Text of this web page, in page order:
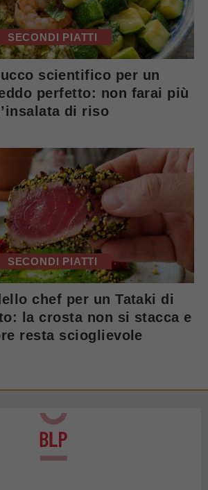
SECONDI PIATTI
scientifico per un
perfetto: non farai più
l’insalata di riso
SECONDI PIATTI
chef per un Tataki di
la crosta non si stacca e
resta scioglievole